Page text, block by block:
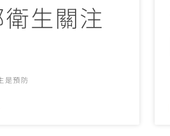
生關注
是預防